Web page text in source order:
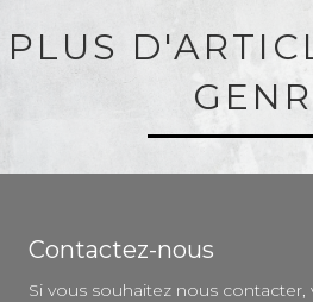
PLUS
Contactez-nous
Si vous souhaitez nous contacter,